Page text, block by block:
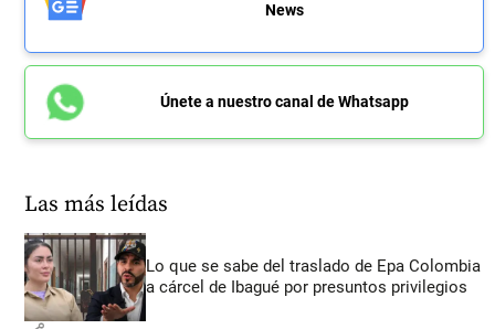
News
Únete a nuestro canal de Whatsapp
Las más leídas
Lo que se sabe del traslado de Epa Colombia
a cárcel de Ibagué por presuntos privilegios